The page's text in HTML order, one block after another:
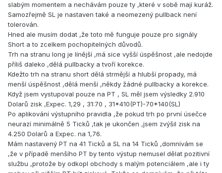
slabým momentem a nechávám pouze ty ,které v sobě mají kuráž.
Samozřejmě SL je nastaven také a neomezený pullback není
tolerován.
Hned ale musím dodat ,že toto mě funguje pouze pro signály
Short a to zcelkem pochopitelných důvodů.
Trh na stranu long je línější ,má sice vyšší úspěšnost ,ale nedojde
příliš daleko ,dělá pullbacky a tvoří korekce.
Kdežto trh na stranu short dělá strmější a hlubší propady, má
menší úspěšnost ,dělá menší ,někdy žádné pullbacky a korekce.
Když jsem vystupoval pouze na PT , SL měl jsem výsledky 2.910
Dolarů zisk ,Expec. 1,29 , 31:70 , 31*410(PT)-70*140(SL)
Po aplikování výstupního pravidla ,že pokud trh po první úsečce
neurazí minimálně 5 Ticků ,tak je ukončen ,jsem zvýšil zisk na
4.250 Dolarů a Expec. na 1,76.
Mám nastavený PT na 41 Ticků a SL na 14 Ticků ,domnívám se
,že v případě menšího PT by tento výstup nemusel dělat pozitivní
službu ,protože by odkopl obchody s malým potenciálem ,ale i ty